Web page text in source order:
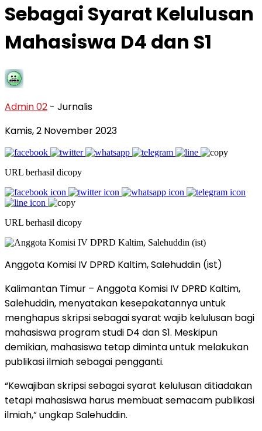
Sebagai Syarat Kelulusan
Mahasiswa D4 dan S1
Admin 02 - Jurnalis
Kamis, 2 November 2023
URL berhasil dicopy
URL berhasil dicopy
Anggota Komisi IV DPRD Kaltim, Salehuddin (ist)
Kalimantan Timur – Anggota Komisi IV DPRD Kaltim,
Salehuddin, menyatakan kesepakatannya untuk
menghapus skripsi sebagai syarat wajib kelulusan bagi
mahasiswa program studi D4 dan S1. Meskipun
demikian, mahasiswa tetap diminta untuk melakukan
publikasi ilmiah sebagai pengganti.
“Kewajiban skripsi sebagai syarat kelulusan ditiadakan
tetapi mahasiswa harus membuat semacam publikasi
ilmiah,” ungkap Salehuddin.